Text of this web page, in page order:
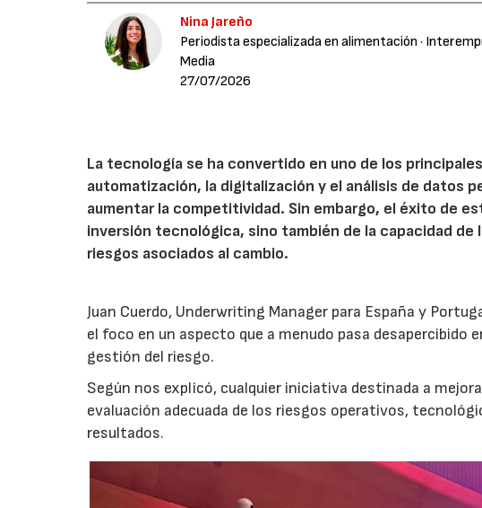
Nina Jareño
Periodista especializada en alimentación ·
Media
27/07/2026
La tecnología se ha convertido en uno de los
automatización, la digitalización y el análisis de datos
aumentar la competitividad. Sin embargo, el éxito de
inversión tecnológica, sino también de la capacidad
riesgos asociados al cambio.
Juan Cuerdo, Underwriting Manager para España y
el foco en un aspecto que a menudo pasa
gestión del riesgo.
Según nos explicó, cualquier iniciativa destinada a
evaluación adecuada de los riesgos operativos,
resultados.